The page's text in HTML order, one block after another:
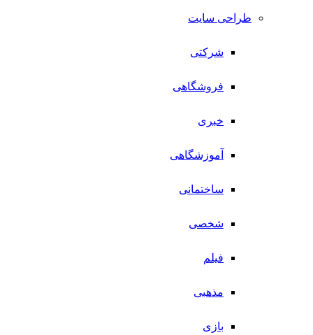
طراحی سایت
شرکتی
فروشگاهی
خبری
آموزشگاهی
ساختمانی
شخصی
فیلم
مذهبی
بازی